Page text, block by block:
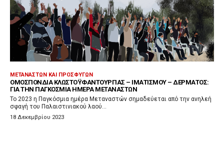
ΜΕΤΑΝΑΣΤΏΝ ΚΑΙ ΠΡΟΣΦΎΓΩΝ
ΟΜΟΣΠΟΝΔΊΑ ΚΛΩΣΤΟΫΦΑΝΤΟΥΡΓΊΑΣ – ΙΜΑΤΙΣΜΟΎ – ΔΈΡΜΑΤΟΣ:
ΓΙΑ ΤΗΝ ΠΑΓΚΌΣΜΙΑ ΗΜΈΡΑ ΜΕΤΑΝΑΣΤΏΝ
Το 2023 η Παγκόσμια ημέρα Μεταναστών σημαδεύεται από την ανηλεή
σφαγή του Παλαιστινιακού λαού...
18 Δεκεμβρίου 2023